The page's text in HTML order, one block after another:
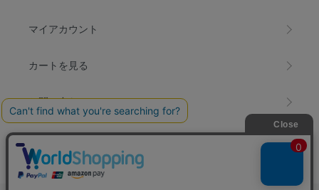
マイアカウント
カートを見る
お問い合わせ
INSTAGRAM